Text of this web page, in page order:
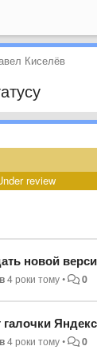
Киселёв
review
новой
4 роки тому• 0
4 роки тому• 0